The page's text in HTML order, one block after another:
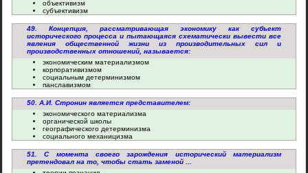
объективизм
субъективизм
49. Концепция, рассматривающая экономику как субъект
исторического процесса и пытающаяся схематически вывести все
явления общественной жизни из производительных сил и
производственных отношений, называется:
экономическим материализмом
корпоративизмом
социальным детерминизмом
панславизмом
50. А.И. Стронин является представителем:
экономического материализма
органической школы
географического детерминизма
социального механицизма
51. С момента своего зарождения исторический материализм
претендовал на то, чтобы стать заменой ...